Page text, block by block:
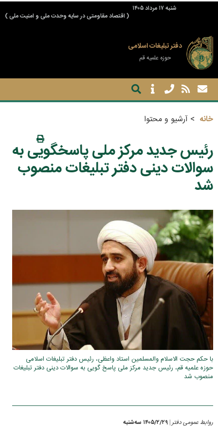
شنبه ۱۷ مرداد ۱۴۰۵
( اقتصاد مقاومتی در سایه وحدت ملی و امنیت ملی )
دفتر تبلیغات اسلامی
حوزه علمیه قم
خانه آرشیو و محتوا
رئیس جدید مرکز ملی پاسخگویی به
سوالات دینی دفتر تبلیغات منصوب
شد
با حکم حجت الاسلام والمسلمین استاد واعظی، رئیس دفتر تبلیغات اسلامی
حوزه علمیه قم، رئیس جدید مرکز ملی پاسخ گویی به سوالات دینی دفتر تبلیغات
منصوب شد
روابط عمومی دفتر | ۱۴۰۵/۲/۲۹ سه‌شنبه